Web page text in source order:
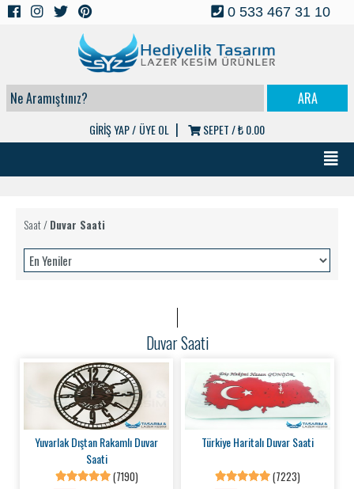
0 533 467 31 10
GİRİŞ YAP / ÜYE OL | SEPET /₺ 0.00
Saat/Duvar Saati
Duvar Saati
Yuvarlak Dıştan Rakamlı Duvar
Saati
(7190)
Türkiye Haritalı Duvar Saati
(7223)